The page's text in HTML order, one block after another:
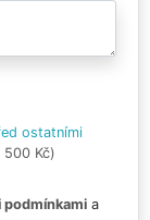
ostatními
Kč)
podmínkami a